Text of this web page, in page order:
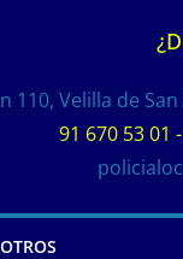
110, Velilla de
91 670 53 01